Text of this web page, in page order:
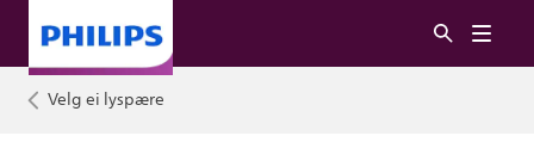
Velg ei lyspære